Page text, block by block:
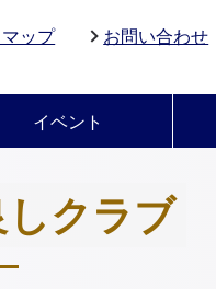
ップ お問い合わせ
イベント
クラブ